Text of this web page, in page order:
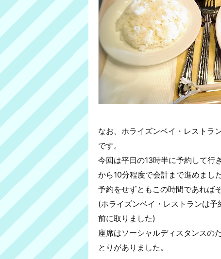
なお、ホライズンベイ・レストラ
です。
今回は平日の13時半に予約して行
から10分程度で会計まで進めました
予約をせずともこの時間であれば
(ホライズンベイ・レストランは
前に取りました)
座席はソーシャルディスタンスの
とりがありました。